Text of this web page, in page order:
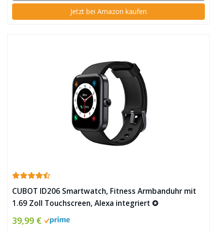
Jetzt bei Amazon kaufen
CUBOT ID206 Smartwatch, Fitness Armbanduhr mit
1.69 Zoll Touchscreen, Alexa integriert ✪
39,99 €